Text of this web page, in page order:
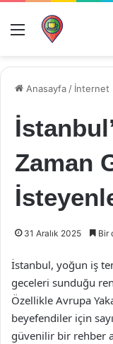
Menü
Anasayfa / İnternet
Zaman
31 Aralık 2025 Bir
İstanbul, yoğun iş
geceleri sunduğu
Özellikle Avrupa
beyefendiler için
güvenilir bir rehber